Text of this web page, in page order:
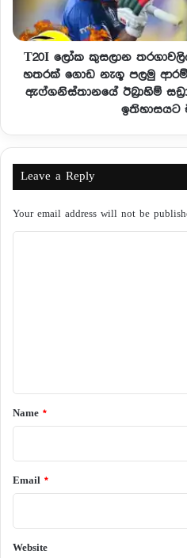
T20I ලෝක කුසලාන
හතරක් ගොඩ නැගූ පලමු
ඇෆ්ගනිස්තානයේ ඊබ්‍රාහිම්
ඉතිහාසයට
Leave a Reply
Your email address will not be
*Name *
Email *
Website